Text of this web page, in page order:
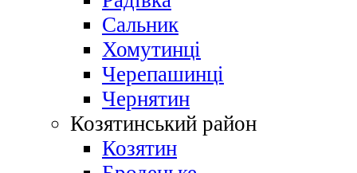
Сальник
Хомутинці
Черепашинці
Чернятин
Козятинський район
Козятин